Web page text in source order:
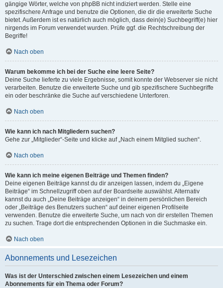
gängige Wörter, welche von phpBB nicht indiziert werden. Stelle eine
spezifischere Anfrage und benutze die Optionen, die dir die erweiterte Suche
bietet. Außerdem ist es natürlich auch möglich, dass dein(e) Suchbegriff(e) hier
nirgends im Forum verwendet wurden. Prüfe ggf. die Rechtschreibung der
Begriffe!
Nach oben
Warum bekomme ich bei der Suche eine leere Seite?
Deine Suche lieferte zu viele Ergebnisse, somit konnte der Webserver sie nicht
verarbeiten. Benutze die erweiterte Suche und gib spezifischere Suchbegriffe
ein oder beschränke die Suche auf verschiedene Unterforen.
Nach oben
Wie kann ich nach Mitgliedern suchen?
Gehe zur „Mitglieder“-Seite und klicke auf „Nach einem Mitglied suchen“.
Nach oben
Wie kann ich meine eigenen Beiträge und Themen finden?
Deine eigenen Beiträge kannst du dir anzeigen lassen, indem du „Eigene
Beiträge“ im Schnellzugriff oben auf der Boardseite auswählst. Alternativ
kannst du auch „Deine Beiträge anzeigen“ in deinem persönlichen Bereich
oder „Beiträge des Benutzers suchen“ auf deiner eigenen Profilseite
verwenden. Benutze die erweiterte Suche, um nach von dir erstellen Themen
zu suchen. Trage dort die entsprechenden Optionen in die Suchmaske ein.
Nach oben
Abonnements und Lesezeichen
Was ist der Unterschied zwischen einem Lesezeichen und einem
Abonnements für ein Thema oder Forum?